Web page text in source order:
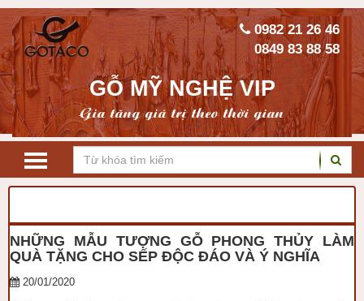
GỖ MỸ NGHỆ VIP
Gia tăng giá trị theo thời gian
0982 21 26 46
0849 83 88 58
NHỮNG MẪU TƯỢNG GỖ PHONG THỦY LÀM
QUÀ TẶNG CHO SẾP ĐỘC ĐÁO VÀ Ý NGHĨA
20/01/2020